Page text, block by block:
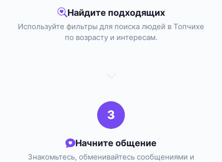
Найдите подходящих
Используйте фильтры для поиска людей в Топчихе
по возрасту и интересам.
3
Начните общение
Знакомьтесь, обменивайтесь сообщениями и